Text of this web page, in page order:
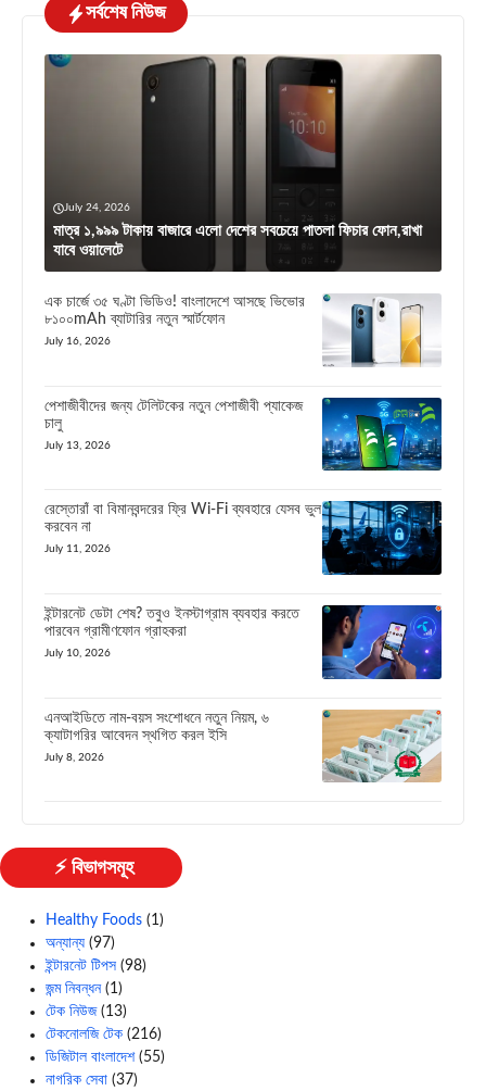
সর্বশেষ নিউজ
July 24, 2026
মাত্র ১,৯৯৯ টাকায় বাজারে এলো দেশের সবচেয়ে পাতলা ফিচার ফোন,রাখা
যাবে ওয়ালেটে
এক চার্জে ৩৫ ঘণ্টা ভিডিও! বাংলাদেশে আসছে ভিভোর
৮১০০mAh ব্যাটারির নতুন স্মার্টফোন
July 16, 2026
পেশাজীবীদের জন্য টেলিটকের নতুন পেশাজীবী প্যাকেজ
চালু
July 13, 2026
রেস্তোরাঁ বা বিমানবন্দরের ফ্রি Wi-Fi ব্যবহারে যেসব ভুল
করবেন না
July 11, 2026
ইন্টারনেট ডেটা শেষ? তবুও ইনস্টাগ্রাম ব্যবহার করতে
পারবেন গ্রামীণফোন গ্রাহকরা
July 10, 2026
এনআইডিতে নাম-বয়স সংশোধনে নতুন নিয়ম, ৬
ক্যাটাগরির আবেদন স্থগিত করল ইসি
July 8, 2026
⚡ বিভাগসমূহ
Healthy Foods (1)
অন্যান্য (97)
ইন্টারনেট টিপস (98)
জন্ম নিবন্ধন(1)
টেক নিউজ(13)
টেকনোলজি টেক (216)
ডিজিটাল বাংলাদেশ(55)
নাগরিক সেবা (37)